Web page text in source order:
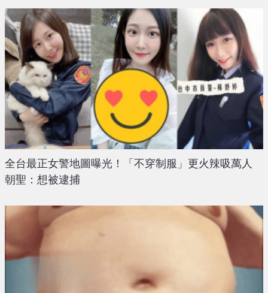
全台最正女警地圖曝光！「不穿制服」更火辣吸萬人
朝聖：想被逮捕